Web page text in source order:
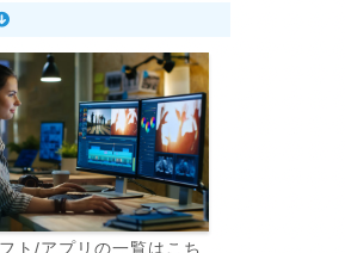
ト/アプリの一覧はこち